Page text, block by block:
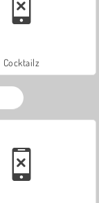
Cocktailz